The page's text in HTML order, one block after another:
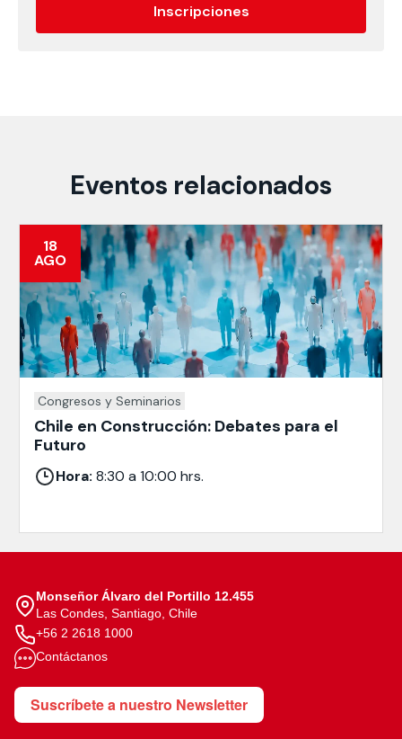
Inscripciones
Eventos relacionados
18
AGO
Congresos y Seminarios
Chile en Construcción: Debates para el
Futuro
Hora: 8:30 a 10:00 hrs.
Monseñor Álvaro del Portillo 12.455
Las Condes, Santiago, Chile
+56 2 2618 1000
Contáctanos
Suscríbete a nuestro Newsletter